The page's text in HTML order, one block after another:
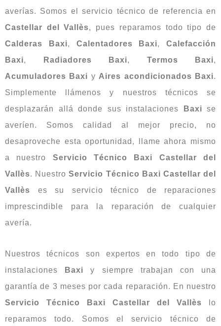
averías. Somos el servicio técnico de referencia en
Castellar del Vallès, pues reparamos todo tipo de
Calderas Baxi, Calentadores Baxi, Calefacción
Baxi, Radiadores Baxi, Termos Baxi,
Acumuladores Baxi yAires acondicionados Baxi.
Simplemente llámenos y nuestros técnicos se
desplazarán allá donde sus instalaciones
Baxi se
averíen. Somos calidad al mejor precio, no
desaproveche esta oportunidad, llame ahora mismo
a nuestro Servicio Técnico Baxi Castellar del
Vallès. NuestroServicio Técnico Baxi Castellar del
Vallès es su servicio técnico de reparaciones
imprescindible para la reparación de cualquier
avería.
Nuestros técnicos son expertos en todo tipo de
instalaciones
Baxi y siempre trabajan con una
garantía de 3 meses por cada reparación. En nuestro
Servicio Técnico Baxi Castellar del Vallès lo
reparamos todo. Somos el servicio técnico de